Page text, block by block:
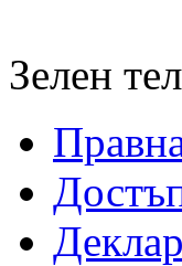
Зелен